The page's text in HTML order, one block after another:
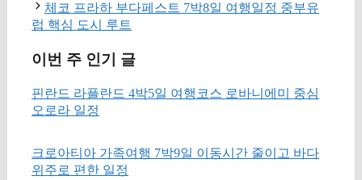
체코 프라하 부다페스트 7박8일 여행일정 중부유
럽 핵심 도시 루트
이번 주 인기 글
핀란드 라플란드 4박5일 여행코스 로바니에미 중심
오로라 일정
크로아티아 가족여행 7박9일 이동시간 줄이고 바다
위주로 편한 일정